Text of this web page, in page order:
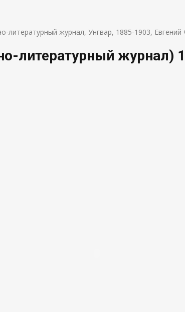
литературный журнал, Унгвар, 1885-1903,
литературный журнал)